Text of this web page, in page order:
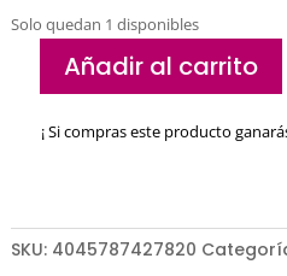
Solo quedan 1 disponibles
Acondicionador
Micelar
cantidad
Añadir al carrito
¡ Si compras este producto
SKU: 4045787427820